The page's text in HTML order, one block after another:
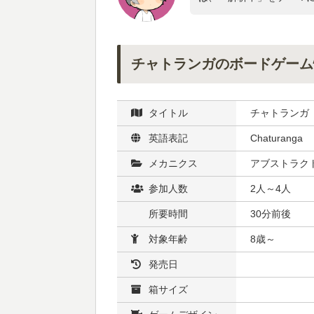
チャトランガのボードゲー
タイトル チャトランガ
英語表記 Chaturanga
メカニクス アブストラク
参加人数 2人～4人
所要時間 30分前後
対象年齢 8歳～
発売日
箱サイズ